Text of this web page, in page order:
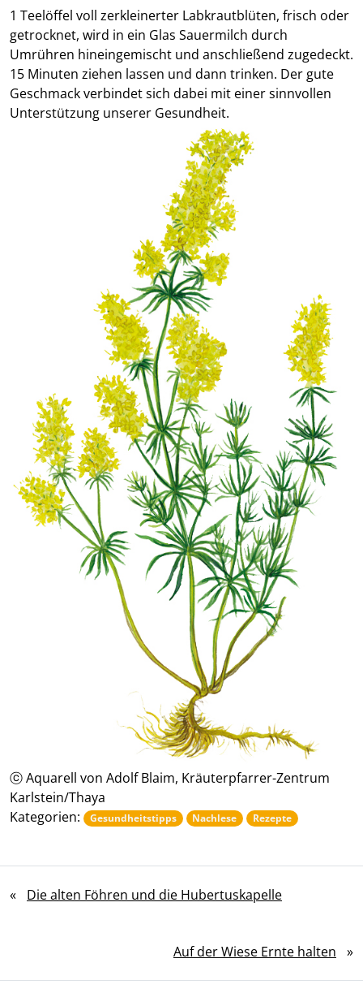
1 Teelöffel voll zerkleinerter Labkrautblüten, frisch oder
getrocknet, wird in ein Glas Sauermilch durch
Umrühren hineingemischt und anschließend zugedeckt.
15 Minuten ziehen lassen und dann trinken. Der gute
Geschmack verbindet sich dabei mit einer sinnvollen
Unterstützung unserer Gesundheit.
ⓒ Aquarell von Adolf Blaim, Kräuterpfarrer-Zentrum
Karlstein/Thaya
Kategorien:
Gesundheitstipps Nachlese Rezepte
« Die alten Föhren und die Hubertuskapelle
Auf der Wiese Ernte halten »